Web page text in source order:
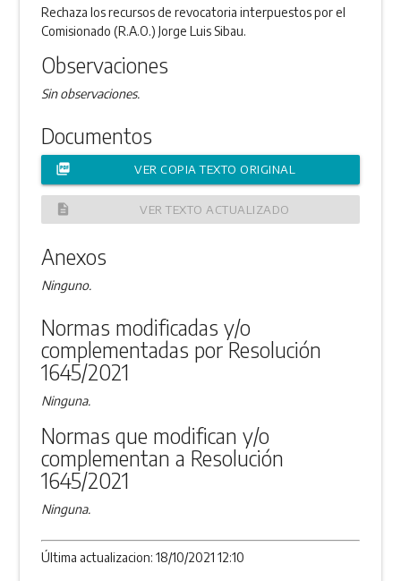
Rechaza los recursos de revocatoria interpuestos por el
Comisionado (R.A.O.) Jorge Luis Sibau.
Observaciones
Sin observaciones.
Documentos
picture_as_pdf VER COPIA TEXTO ORIGINAL
description VER TEXTO ACTUALIZADO
Anexos
Ninguno.
Normas modificadas y/o
complementadas por Resolución
1645/2021
Ninguna.
Normas que modifican y/o
complementan a Resolución
1645/2021
Ninguna.
Última actualizacion: 18/10/2021 12:10